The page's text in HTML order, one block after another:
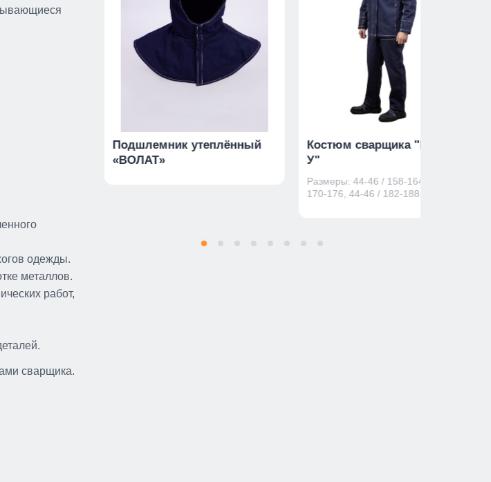
одежды.
металлов.
работ,
сварщика.
Подшлемник утеплённый
«ВОЛАТ»
Костюм сварщика "Волат-
У"
Размеры: 44-46 / 158-164, 44-46 /
170-176, 44-46 / 182-188, ...